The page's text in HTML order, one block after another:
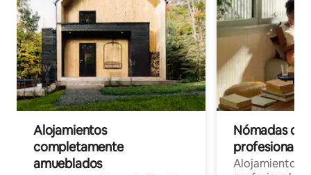
Alojamientos
completamente
amueblados
Nómadas
Alojamientos